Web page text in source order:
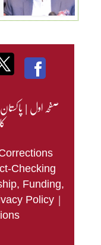
صفحہ اول|پاکستان
Checking
Funding,
Policy |